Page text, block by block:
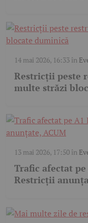
14 mai 2026, 16:33în
Restricții peste
multe străzi
13 mai 2026, 17:50în
Trafic afectat
Restricții